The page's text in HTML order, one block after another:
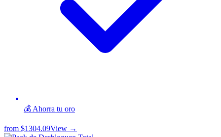
💰 Ahorra tu oro
from $1304.09View →